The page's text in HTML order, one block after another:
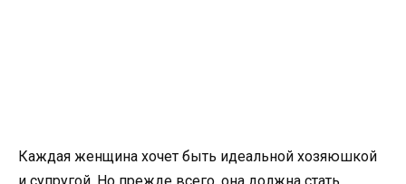
Каждая женщина хочет быть идеальной хозяюшкой